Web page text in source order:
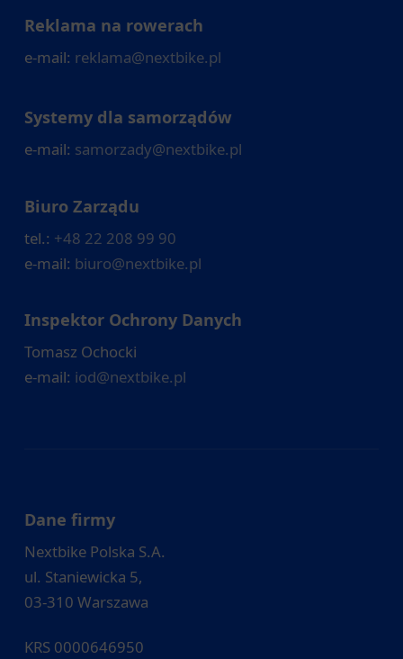
Reklama na rowerach
e-mail: reklama@nextbike.pl
Systemy dla samorządów
e-mail: samorzady@nextbike.pl
Biuro Zarządu
tel.: +48 22 208 99 90
e-mail: biuro@nextbike.pl
Inspektor Ochrony Danych
Tomasz Ochocki
e-mail: iod@nextbike.pl
Dane firmy
Nextbike Polska S.A.
ul. Staniewicka 5,
03-310 Warszawa
KRS 0000646950